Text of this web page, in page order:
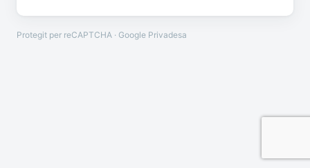
Protegit per reCAPTCHA · Google Privadesa